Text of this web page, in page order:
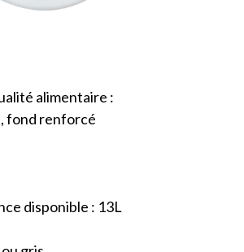
alimentaire :
fond renforcé
disponible : 13L